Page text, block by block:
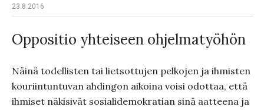
23.8.2016
Oppositio yhteiseen ohjelmatyöhön
Näinä todellisten tai lietsottujen pelkojen ja ihmisten
kouriintuntuvan ahdingon aikoina voisi odottaa, että
ihmiset näkisivät sosialidemokratian sinä aatteena ja